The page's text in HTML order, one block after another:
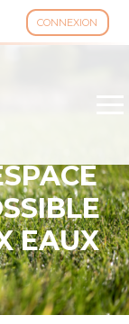
CONNEXION
EAUX